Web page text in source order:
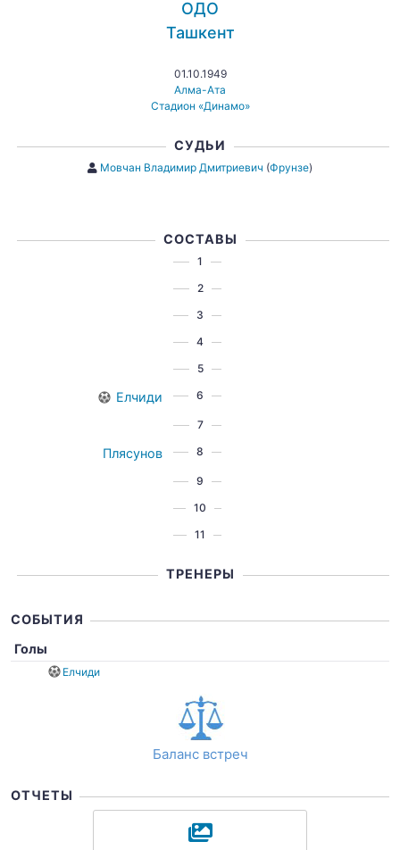
ОДО
Ташкент
01.10.1949
Алма-Ата
Стадион «Динамо»
СУДЬИ
Мовчан Владимир Дмитриевич (Фрунзе)
СОСТАВЫ
1
2
3
4
5
Елчиди 6
7
Плясунов 8
9
10
11
ТРЕНЕРЫ
СОБЫТИЯ
Голы
Елчиди
Баланс встреч
ОТЧЕТЫ